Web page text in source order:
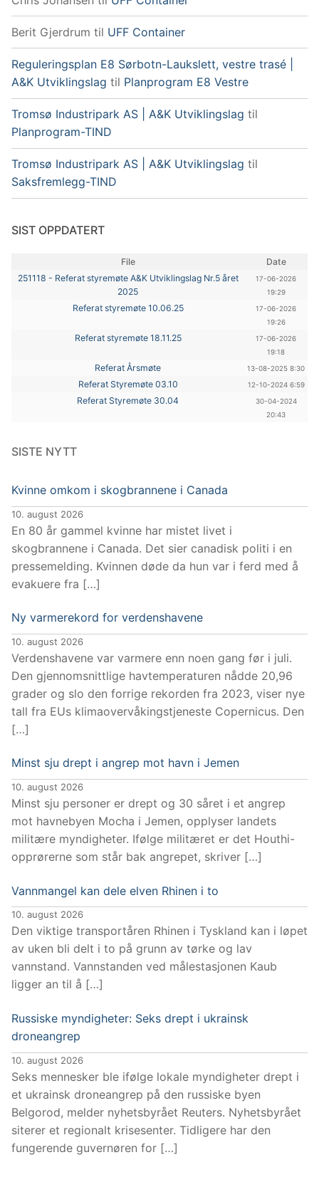
Berit Gjerdrum til UFF Container
Reguleringsplan E8 Sørbotn-Laukslett, vestre trasé |
A&K Utviklingslag til Planprogram E8 Vestre
Tromsø Industripark AS | A&K Utviklingslag til
Planprogram-TIND
Tromsø Industripark AS | A&K Utviklingslag til
Saksfremlegg-TIND
SIST OPPDATERT
File
Date
251118 - Referat styremøte A&K Utviklingslag Nr.5 året
2025
17-06-2026
19:29
Referat styremøte 10.06.25
17-06-2026
19:26
Referat styremøte 18.11.25
17-06-2026
19:18
Referat Årsmøte 13-08-2025 8:30
Referat Styremøte 03.10 12-10-2024 6:59
Referat Styremøte 30.04
30-04-2024
20:43
SISTE NYTT
Kvinne omkom i skogbrannene i Canada
10. august 2026
En 80 år gammel kvinne har mistet livet i
skogbrannene i Canada. Det sier canadisk politi i en
pressemelding. Kvinnen døde da hun var i ferd med å
evakuere fra […]
Ny varmerekord for verdenshavene
10. august 2026
Verdenshavene var varmere enn noen gang før i juli.
Den gjennomsnittlige havtemperaturen nådde 20,96
grader og slo den forrige rekorden fra 2023, viser nye
tall fra EUs klimaovervåkingstjeneste Copernicus. Den
[…]
Minst sju drept i angrep mot havn i Jemen
10. august 2026
Minst sju personer er drept og 30 såret i et angrep
mot havnebyen Mocha i Jemen, opplyser landets
militære myndigheter. Ifølge militæret er det Houthi-
opprørerne som står bak angrepet, skriver […]
Vannmangel kan dele elven Rhinen i to
10. august 2026
Den viktige transportåren Rhinen i Tyskland kan i løpet
av uken bli delt i to på grunn av tørke og lav
vannstand. Vannstanden ved målestasjonen Kaub
ligger an til å […]
Russiske myndigheter: Seks drept i ukrainsk
droneangrep
10. august 2026
Seks mennesker ble ifølge lokale myndigheter drept i
et ukrainsk droneangrep på den russiske byen
Belgorod, melder nyhetsbyrået Reuters. Nyhetsbyrået
siterer et regionalt krisesenter. Tidligere har den
fungerende guvernøren for […]